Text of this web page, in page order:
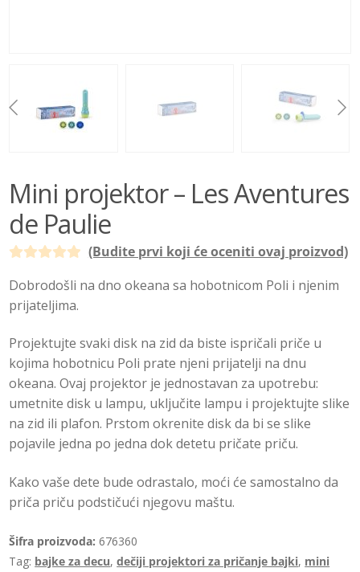
Mini projektor – Les Aventures
de Paulie
c
e
j
e
n
o
0
o
(Budite prvi koji će oceniti ovaj proizvod)
Dobrodošli na dno okeana sa hobotnicom Poli i njenim
prijateljima.
Projektujte svaki disk na zid da biste ispričali priče u
kojima hobotnicu Poli prate njeni prijatelji na dnu
okeana. Ovaj projektor je jednostavan za upotrebu:
umetnite disk u lampu, uključite lampu i projektujte slike
na zid ili plafon. Prstom okrenite disk da bi se slike
pojavile jedna po jedna dok detetu pričate priču.
Kako vaše dete bude odrastalo, moći će samostalno da
priča priču podstičući njegovu maštu.
Šifra proizvoda: 676360
Tag: bajke za decu,dečiji projektori za pričanje bajki, mini